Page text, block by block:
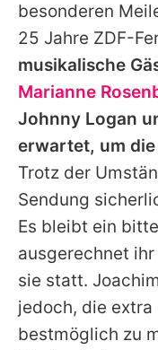
besonderen
25 Jahre ZDF-
musikalische
Marianne
Johnny Logan
erwartet, um
Trotz der
Sendung
Es bleibt ein
ausgerechnet
sie statt.
jedoch, die
bestmöglich zu